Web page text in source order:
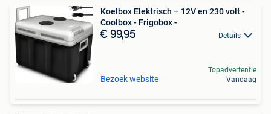
Koelbox Elektrisch – 12V en 230 volt -
Coolbox - Frigobox -
€ 99,95 Details
Bezoek website
Topadvertentie
Vandaag